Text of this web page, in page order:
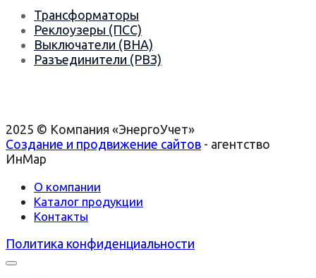
Трансформаторы
Реклоузеры (ПСС)
Выключатели (ВНА)
Разъединители (РВЗ)
2025 © Компания «ЭнергоУчет»
Создание и продвижение сайтов - агентство
ИнМар
О компании
Каталог продукции
Контакты
Политика конфиденциальности